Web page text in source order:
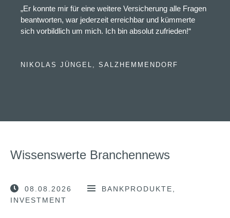
„Er konnte mir für eine weitere Versicherung alle Fragen
beantworten, war jederzeit erreichbar und kümmerte
sich vorbildlich um mich. Ich bin absolut zufrieden!“
NIKOLAS JÜNGEL, SALZHEMMENDORF
Wissenswerte Branchennews
08.08.2026
BANKPRODUKTE
INVESTMENT